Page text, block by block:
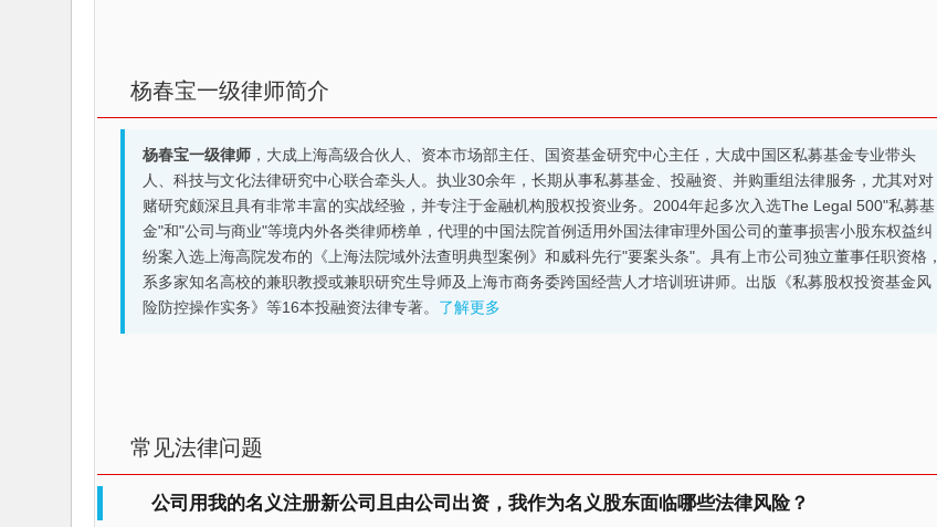
杨春宝一级律师简介
杨春宝一级律师，大成上海高级合伙人、资本市场部主任、国资基金研究中心主任，大成中国区私募基金专业带头
人、科技与文化法律研究中心联合牵头人。执业30余年，长期从事私募基金、投融资、并购重组法律服务，尤其对对
赌研究颇深且具有非常丰富的实战经验，并专注于金融机构股权投资业务。2004年起多次入选The Legal 500"私募基
金"和"公司与商业"等境内外各类律师榜单，代理的中国法院首例适用外国法律审理外国公司的董事损害小股东权益纠
纷案入选上海高院发布的《上海法院域外法查明典型案例》和威科先行"要案头条"。具有上市公司独立董事任职资格，
系多家知名高校的兼职教授或兼职研究生导师及上海市商务委跨国经营人才培训班讲师。出版《私募股权投资基金风
险防控操作实务》等16本投融资法律专著。 了解更多
常见法律问题
公司用我的名义注册新公司且由公司出资，我作为名义股东面临哪些法律风险？